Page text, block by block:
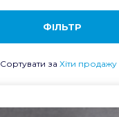
ФІЛЬТР
Сортувати за Хіти продажу